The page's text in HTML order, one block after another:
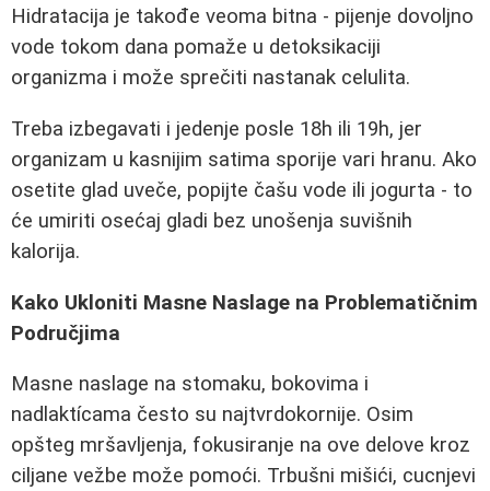
Hidratacija je takođe veoma bitna - pijenje dovoljno
vode tokom dana pomaže u detoksikaciji
organizma i može sprečiti nastanak celulita.
Treba izbegavati i jedenje posle 18h ili 19h, jer
organizam u kasnijim satima sporije vari hranu. Ako
osetite glad uveče, popijte čašu vode ili jogurta - to
će umiriti osećaj gladi bez unošenja suvišnih
kalorija.
Kako Ukloniti Masne Naslage na Problematičnim
Područjima
Masne naslage na stomaku, bokovima i
nadlaktícama često su najtvrdokornije. Osim
opšteg mršavljenja, fokusiranje na ove delove kroz
ciljane vežbe može pomoći. Trbušni mišići, cucnjevi